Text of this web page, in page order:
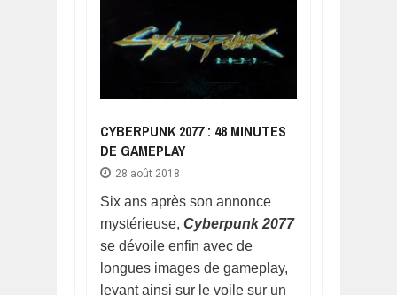
CYBERPUNK 2077 : 48 MINUTES
DE GAMEPLAY
28 août 2018
Six ans après son annonce
mystérieuse, Cyberpunk 2077
se dévoile enfin avec de
longues images de gameplay,
levant ainsi sur le voile sur un